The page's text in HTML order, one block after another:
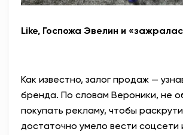
Like, Госпожа Эвелин и
Как известно, залог продаж —
бренда. По словам Вероники, не
покупать рекламу, чтобы
достаточно умело вести соцсети